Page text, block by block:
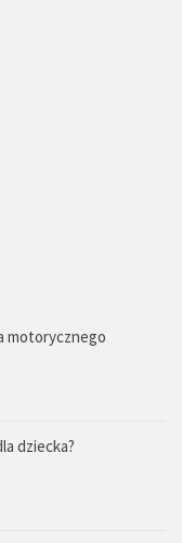
motorycznego
dziecka?